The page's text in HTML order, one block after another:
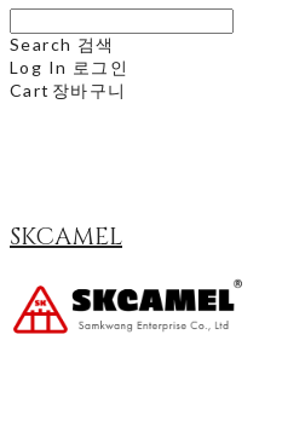
Search 검색
Log In 로그인
Cart 장바구니
SKCAMEL